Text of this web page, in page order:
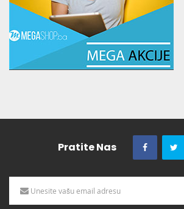
Pratite Nas